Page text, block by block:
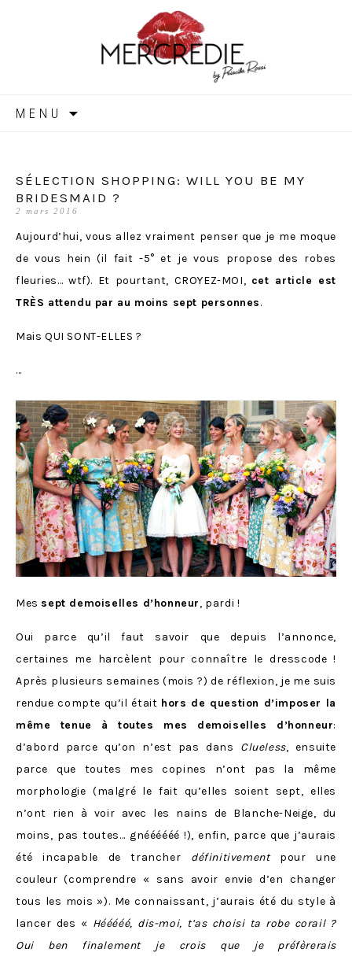
MERCREDIE
MENU
SÉLECTION SHOPPING: WILL YOU BE MY
BRIDESMAID ?
2 mars 2016
Aujourd’hui, vous allez vraiment penser que je me moque
de vous hein (il fait -5° et je vous propose des robes
fleuries… wtf). Et pourtant, CROYEZ-MOI, cet article est
TRÈS attendu par au moins sept personnes.
Mais QUI SONT-ELLES ?
…
Mes sept demoiselles d’honneur, pardi !
Oui parce qu’il faut savoir que depuis l’annonce,
certaines me harcèlent pour connaître le dresscode !
Après plusieurs semaines (mois ?) de réflexion, je me suis
rendue compte qu’il était hors de question d’imposer la
même tenue à toutes mes demoiselles d’honneur:
d’abord parce qu’on n’est pas dans Clueless, ensuite
parce que toutes mes copines n’ont pas la même
morphologie (malgré le fait qu’elles soient sept, elles
n’ont rien à voir avec les nains de Blanche-Neige, du
moins, pas toutes… gnéééééé !), enfin, parce que j’aurais
été incapable de trancher définitivementpour une
couleur (comprendre « sans avoir envie d’en changer
tous les mois »). Me connaissant, j’aurais été du style à
lancer des « Hééééé, dis-moi, t’as choisi ta robe corail ?
Oui ben finalement je crois que je préfèrerais